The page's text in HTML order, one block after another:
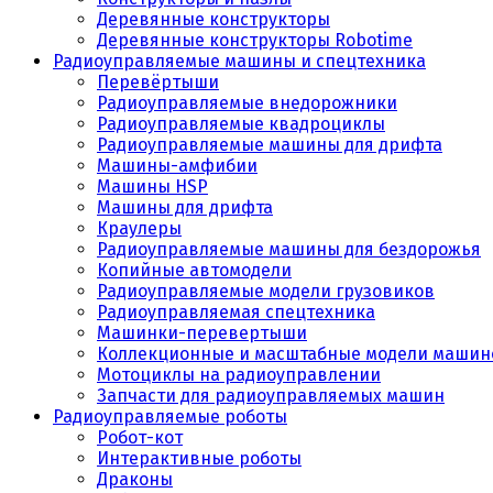
Деревянные конструкторы
Деревянные конструкторы Robotime
Радиоуправляемые машины и спецтехника
Перевёртыши
Радиоуправляемые внедорожники
Радиоуправляемые квадроциклы
Радиоуправляемые машины для дрифта
Машины-амфибии
Машины HSP
Машины для дрифта
Краулеры
Радиоуправляемые машины для бездорожья
Копийные автомодели
Радиоуправляемые модели грузовиков
Радиоуправляемая спецтехника
Машинки-перевертыши
Коллекционные и масштабные модели
Мотоциклы на радиоуправлении
Запчасти для радиоуправляемых машин
Радиоуправляемые роботы
Робот-кот
Интерактивные роботы
Драконы